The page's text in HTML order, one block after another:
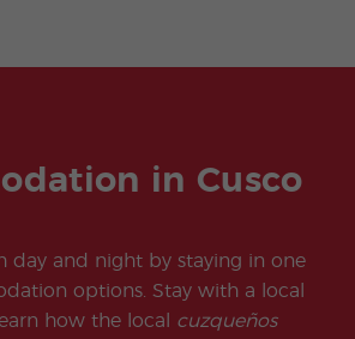
in Cusco
day and night by staying in one
options. Stay with a local
how the local cuzqueños